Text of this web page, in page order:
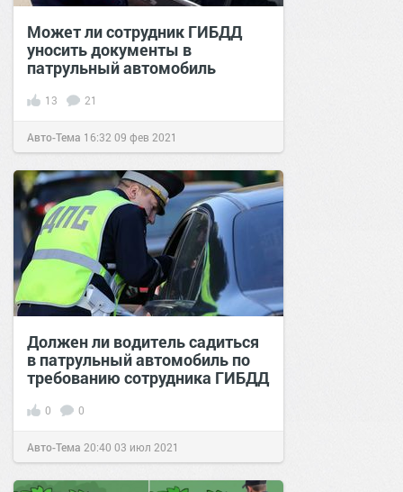
Может ли сотрудник ГИБДД
уносить документы в
патрульный автомобиль
13 21
Авто-Тема 16:32 09 фев 2021
Должен ли водитель садиться
в патрульный автомобиль по
требованию сотрудника ГИБДД
0 0
Авто-Тема 20:40 03 июл 2021